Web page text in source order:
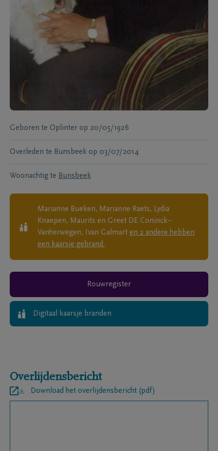
Geboren te Oplinter op 20/05/1926
Overleden te Bunsbeek op 03/07/2014
Woonachtig te Bunsbeek
Marianne Bueken, Marianne Raets, Lydia
Knaepen, Maurits en Greet DE Coninck--
Vanherwegen, Ivan Galmart en 2 andere hebben
een kaarsje gebrand.
Rouwregister
Digitaal kaarsje branden
Overlijdensbericht
Download het overlijdensbericht (pdf)